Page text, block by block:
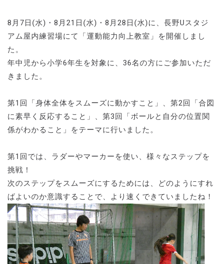
8月7日(水)・8月21日(水)・8月28日(水)に、長野Uスタジ
アム屋内練習場にて「運動能力向上教室」を開催しまし
た。
年中児から小学6年生を対象に、36名の方にご参加いただ
きました。
第1回「身体全体をスムーズに動かすこと」、第2回「合図
に素早く反応すること」、第3回「ボールと自分の位置関
係がわかること」をテーマに行いました。
第1回では、ラダーやマーカーを使い、様々なステップを
挑戦！
次のステップをスムーズにするためには、どのようにすれ
ばよいのか意識することで、より速くできていましたね！